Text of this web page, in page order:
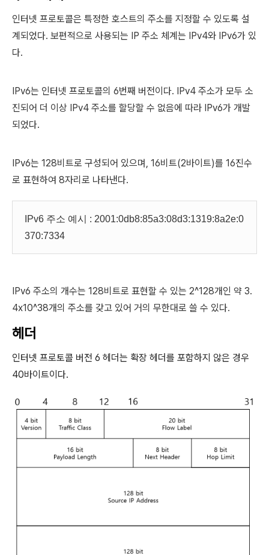
인터넷 프로토콜은 특정한 호스트의 주소를 지정할 수 있도록 설
계되었다. 보편적으로 사용되는 IP 주소 체계는 IPv4와 IPv6가 있
다.
IPv6는 인터넷 프로토콜의 6번째 버전이다. IPv4 주소가 모두 소
진되어 더 이상 IPv4 주소를 할당할 수 없음에 따라 IPv6가 개발
되었다.
IPv6는 128비트로 구성되어 있으며, 16비트(2바이트)를 16진수
로 표현하여 8자리로 나타낸다.
IPv6 주소 예시 : 2001:0db8:85a3:08d3:1319:8a2e:0
370:7334
IPv6 주소의 개수는 128비트로 표현할 수 있는 2^128개인 약 3.
4x10^38개의 주소를 갖고 있어 거의 무한대로 쓸 수 있다.
헤더
인터넷 프로토콜 버전 6 헤더는 확장 헤더를 포함하지 않은 경우
40바이트이다.